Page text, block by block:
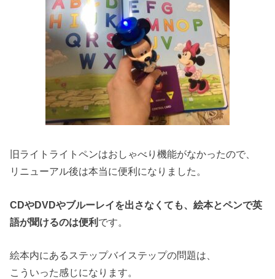
旧ライトライトペンはおしゃべり機能がなかったので、
リニューアル後は本当に便利になりました。
CDやDVDやブルーレイを出さなくても、絵本とペンで英
語が聞けるのは便利 です。
絵本内にあるステップバイステップの問題は、
こういった感じになります。